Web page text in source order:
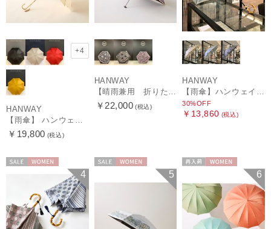
+4
HANWAY
【雨傘】 ハンウェイ （HANWAY） Couturier クチュリエ 長傘 日本製
￥19,800 (税込)
HANWAY
￥22,000 (税込)
HANWAY
30%OFF
￥13,860 (税込)
4 5 6